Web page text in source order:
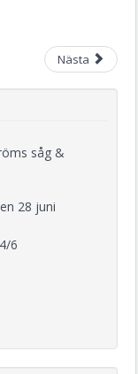
Nästa
såg &
28 juni
6